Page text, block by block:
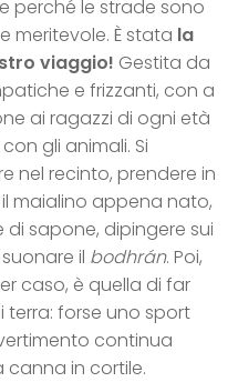
perché le strade sono
meritevole. È stata la
viaggio! Gestita da
e frizzanti, con a
ai ragazzi di ogni età
gli animali. Si
nel recinto, prendere in
maialino appena nato,
sapone, dipingere sui
il bodhrán. Poi,
caso, è quella di far
terra: forse uno sport
continua
canna in cortile.